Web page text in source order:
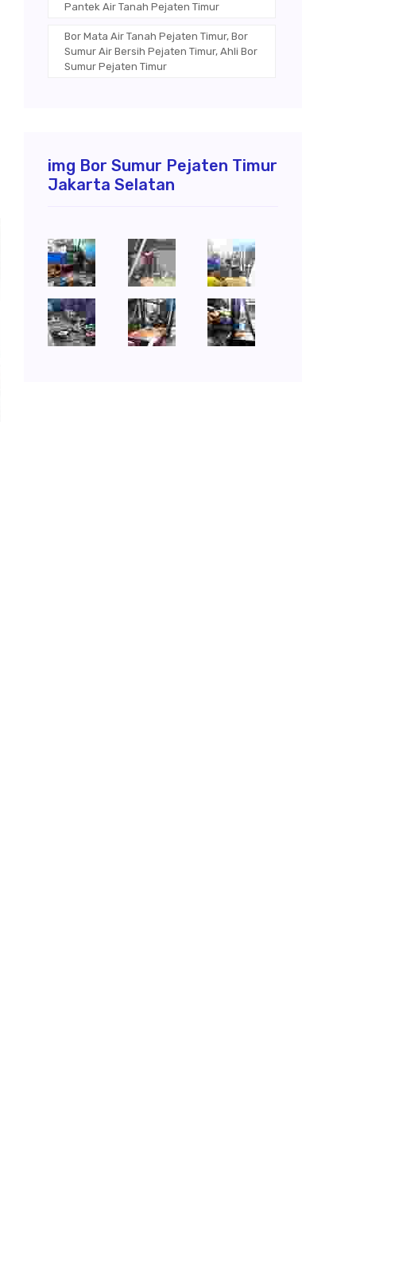
Pantek Air Tanah Pejaten Timur
Bor Mata Air Tanah Pejaten Timur, Bor
Sumur Air Bersih Pejaten Timur, Ahli Bor
Sumur Pejaten Timur
img Bor Sumur Pejaten Timur
Jakarta Selatan